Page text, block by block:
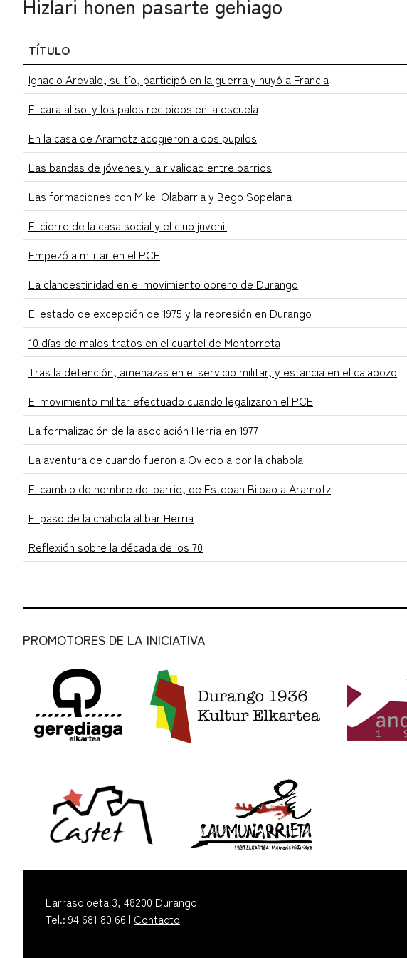
Hizlari honen pasarte gehiago
TÍTULO
Ignacio Arevalo, su tío, participó en la guerra y huyó a Francia
El cara al sol y los palos recibidos en la escuela
En la casa de Aramotz acogieron a dos pupilos
Las bandas de jóvenes y la rivalidad entre barrios
Las formaciones con Mikel Olabarria y Bego Sopelana
El cierre de la casa social y el club juvenil
Empezó a militar en el PCE
La clandestinidad en el movimiento obrero de Durango
El estado de excepción de 1975 y la represión en Durango
10 días de malos tratos en el cuartel de Montorreta
Tras la detención, amenazas en el servicio militar, y estancia en el calabozo
El movimiento militar efectuado cuando legalizaron el PCE
La formalización de la asociación Herria en 1977
La aventura de cuando fueron a Oviedo a por la chabola
El cambio de nombre del barrio, de Esteban Bilbao a Aramotz
El paso de la chabola al bar Herria
Reflexión sobre la década de los 70
PROMOTORES DE LA INICIATIVA
Larrasoloeta 3, 48200 Durango
Tel.: 94 681 80 66 | Contacto